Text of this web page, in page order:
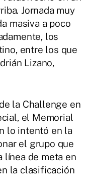
Jornada muy
masiva a poco
los
entre los que
Lizano,
la Challenge en
el Memorial
lo intentó en la
el grupo que
línea de meta en
la clasificación